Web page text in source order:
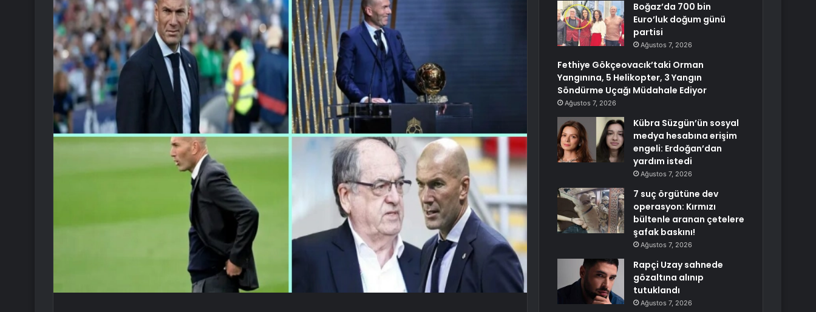
Boğaz’da 700 bin
Euro’luk doğum günü
partisi
Ağustos 7, 2026
Fethiye Gökçeovacık’taki Orman
Yangınına, 5 Helikopter, 3 Yangın
Söndürme Uçağı Müdahale Ediyor
Ağustos 7, 2026
Kübra Süzgün’ün sosyal
medya hesabına erişim
engeli: Erdoğan’dan
yardım istedi
Ağustos 7, 2026
7 suç örgütüne dev
operasyon: Kırmızı
bültenle aranan çetelere
şafak baskını!
Ağustos 7, 2026
Rapçi Uzay sahnede
gözaltına alınıp
tutuklandı
Ağustos 7, 2026